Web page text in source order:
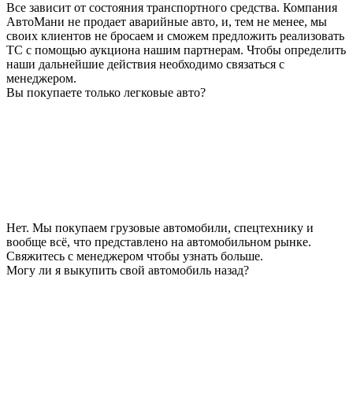
Все зависит от состояния транспортного средства. Компания
АвтоМани не продает аварийные авто, и, тем не менее, мы
своих клиентов не бросаем и сможем предложить реализовать
ТС с помощью аукциона нашим партнерам. Чтобы определить
наши дальнейшие действия необходимо связаться с
менеджером.
Вы покупаете только легковые авто?
Нет. Мы покупаем грузовые автомобили, спецтехнику и
вообще всё, что представлено на автомобильном рынке.
Свяжитесь с менеджером чтобы узнать больше.
Могу ли я выкупить свой автомобиль назад?